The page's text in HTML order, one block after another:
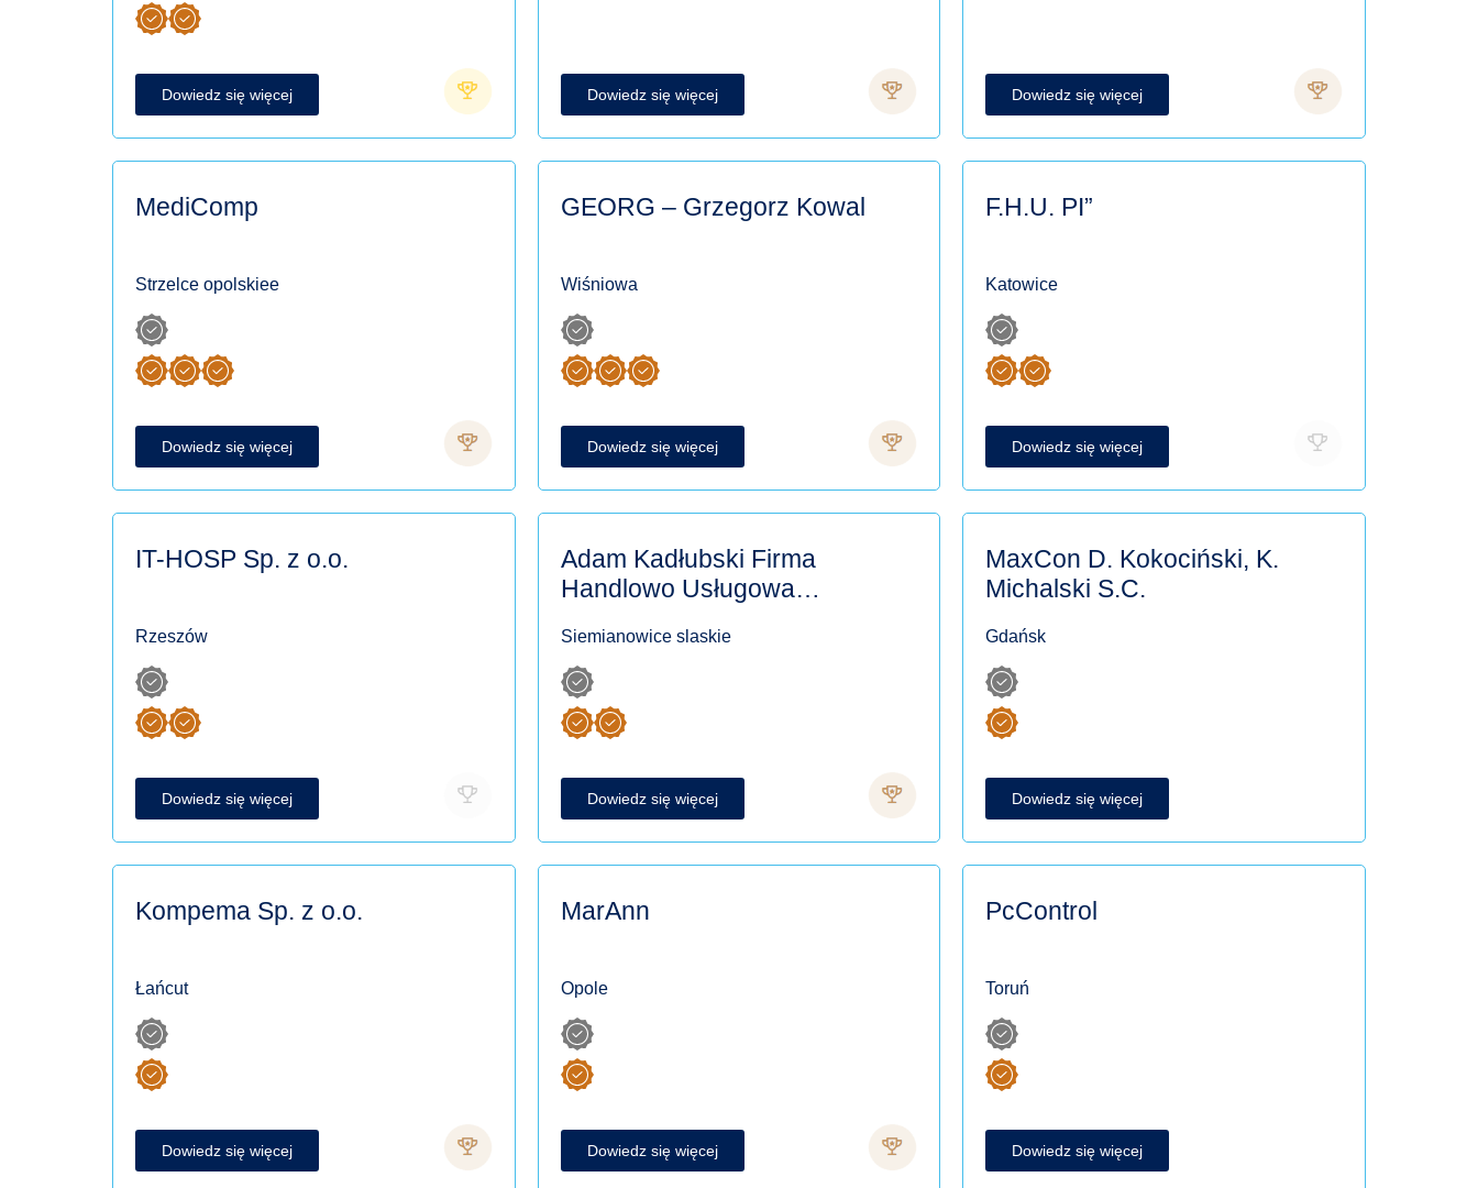
Dowiedz się więcej Dowiedz się więcej Dowiedz się więcej
MediComp
Strzelce opolskiee
Dowiedz się więcej
GEORG – Grzegorz Kowal
Wiśniowa
Dowiedz się więcej
F.H.U. PI”
Katowice
Dowiedz się więcej
IT-HOSP Sp. z o.o.
Rzeszów
Dowiedz się więcej
Adam Kadłubski Firma
Handlowo Usługowa
Siemianowice slaskie
Dowiedz się więcej
MaxCon D. Kokociński, K.
Michalski S.C.
Gdańsk
Dowiedz się więcej
Kompema Sp. z o.o.
Łańcut
Dowiedz się więcej
MarAnn
Opole
Dowiedz się więcej
PcControl
Toruń
Dowiedz się więcej